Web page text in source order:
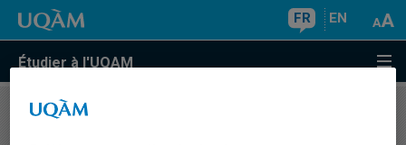
FR EN
Étudier à l'UQAM
COURS//